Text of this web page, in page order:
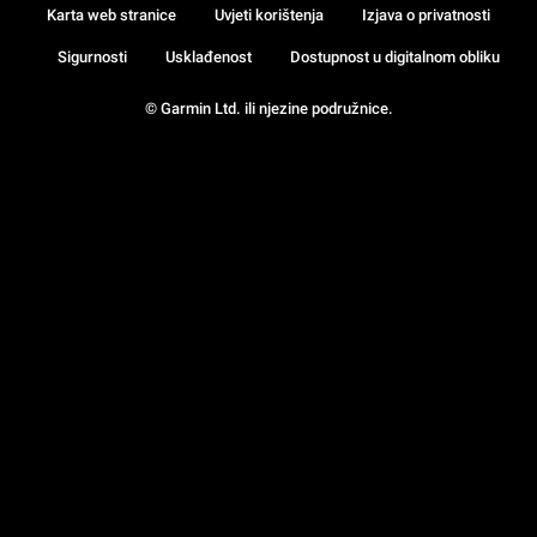
© Garmin Ltd. ili njezine podružnice.
Karta web stranice Uvjeti korištenja Izjava o privatnosti
Sigurnosti Usklađenost Dostupnost u digitalnom obliku